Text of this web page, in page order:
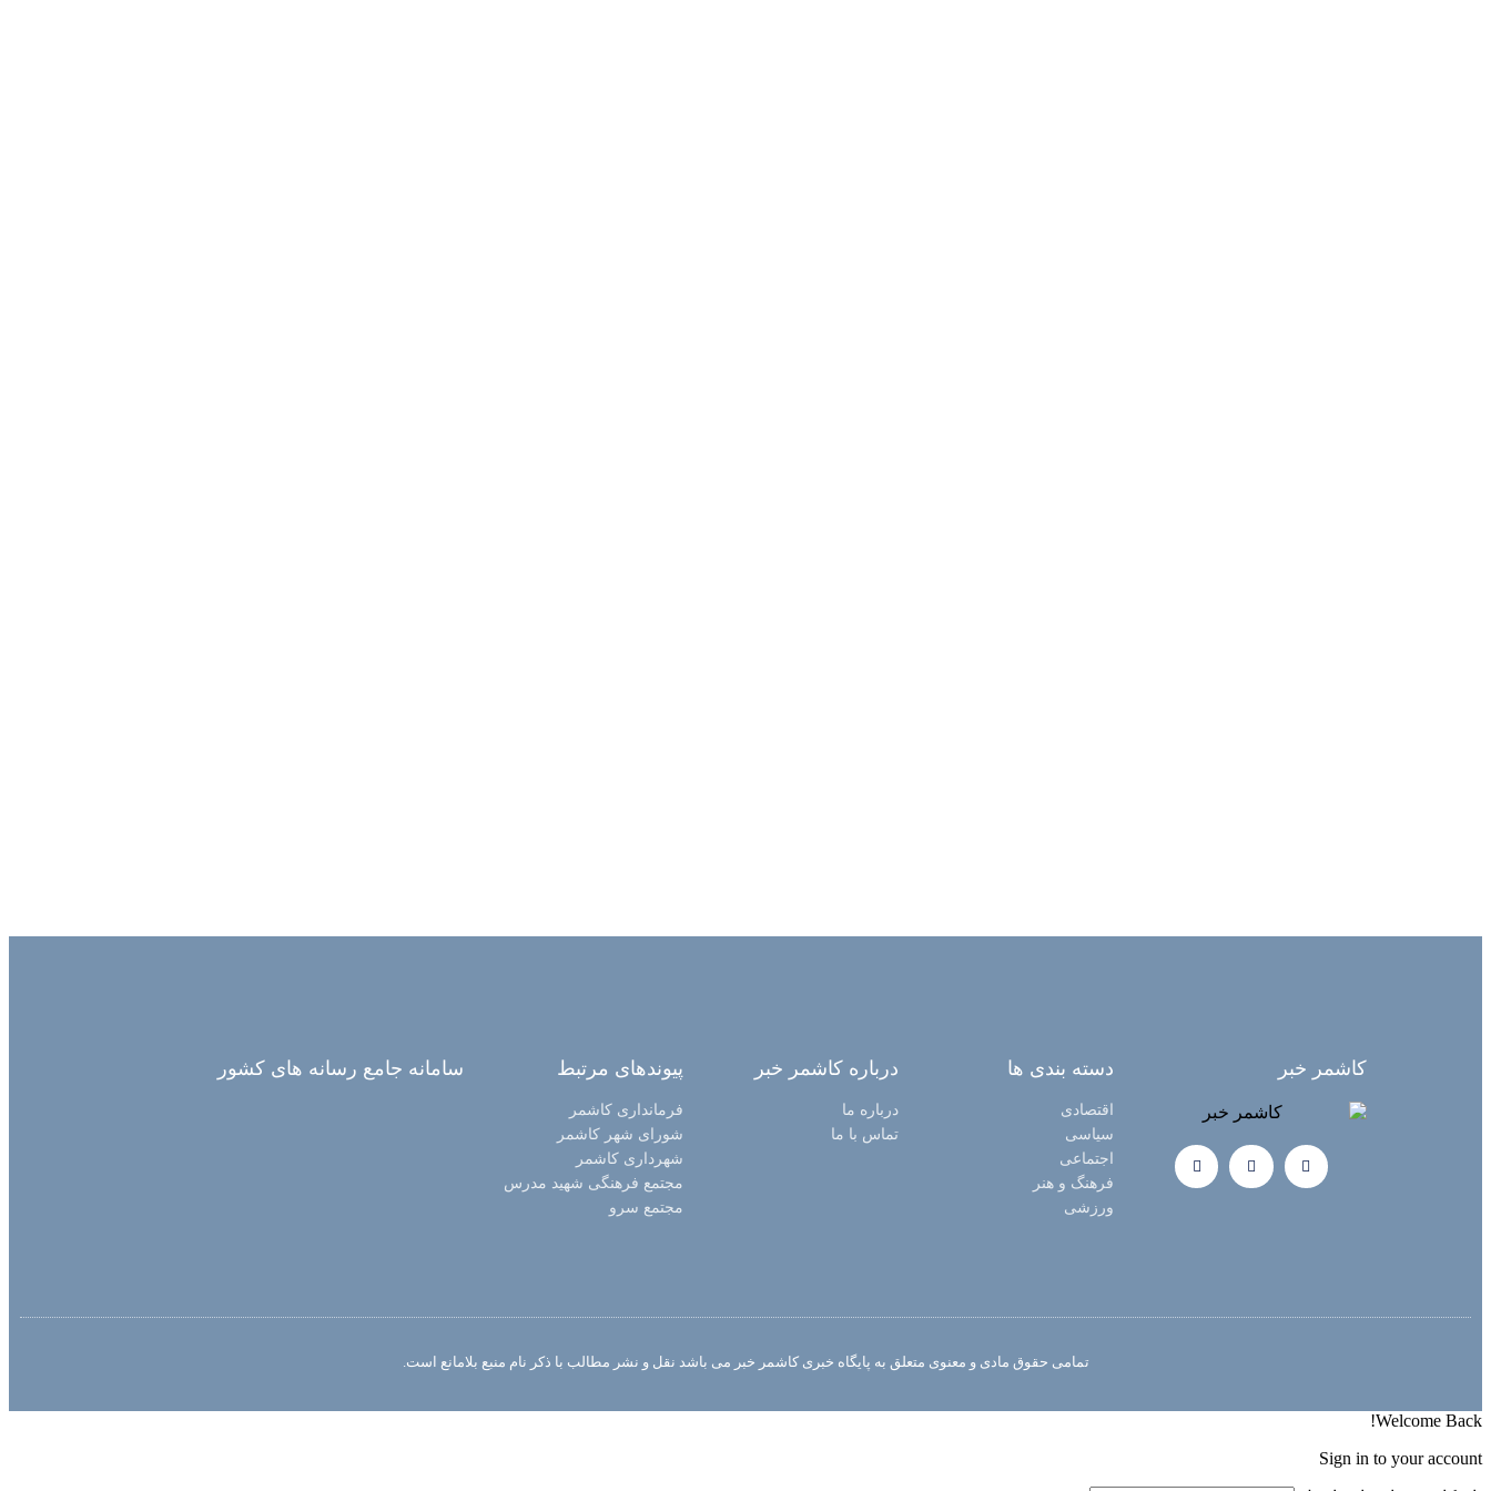
کاشمر خبر دسته بندی ها
اقتصادی
سیاسی
اجتماعی
فرهنگ و هنر
ورزشی
درباره کاشمر خبر
درباره ما
تماس با ما
پیوندهای مرتبط
فرمانداری کاشمر
شورای شهر کاشمر
شهرداری کاشمر
مجتمع فرهنگی شهید مدرس
مجتمع سرو
سامانه جامع رسانه های کشور
تمامی حقوق مادی و معنوی متعلق به پایگاه خبری کاشمر خبر می باشد نقل و نشر مطالب با ذکر نام منبع بلامانع است.
Welcome Back!
Sign in to your account